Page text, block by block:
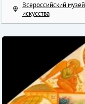
Всероссийский
искусства